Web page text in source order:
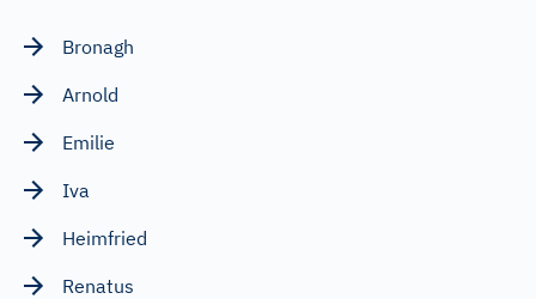
Bronagh
Arnold
Emilie
Iva
Heimfried
Renatus